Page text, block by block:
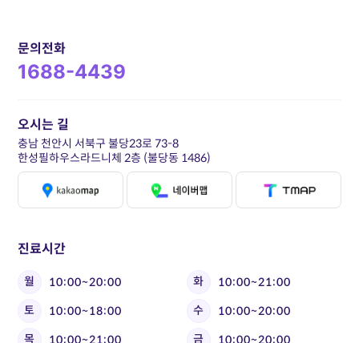
문의전화
1688-4439
진료시간
월 10:00~20:00 화
10:00~21:00
토
10:00~18:00 수
10:00~20:00
목
10:00~21:00 금 10:00~20:00
오시는 길
충남 천안시 서북구 불당23로 73-8
한성필하우스라드니체 2층 (불당동 1486)